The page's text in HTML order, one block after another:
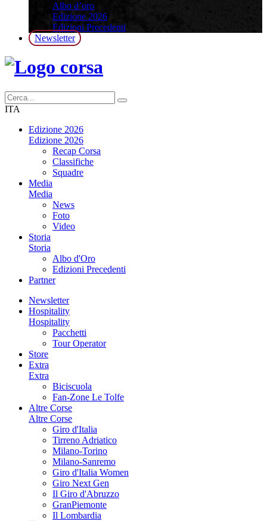
Albo d’oro
Edizione 2026
Edizioni Precedenti
Newsletter
ITA
Edizione 2026
Edizione 2026
Recap Corsa
Classifiche
Squadre
Media
Media
News
Foto
Video
Storia
Storia
Albo d'Oro
Edizioni Precedenti
Partner
Newsletter
Hospitality
Hospitality
Pacchetti
Tour Operator
Store
Extra
Extra
Biciscuola
Fan-Zone Le Tolfe
Altre Corse
Altre Corse
Giro d'Italia
Tirreno Adriatico
Milano-Torino
Milano-Sanremo
Giro d'Italia Women
Giro Next Gen
Il Giro d'Abruzzo
GranPiemonte
Il Lombardia